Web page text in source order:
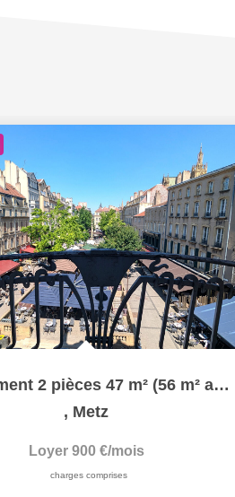
Appartement 2 pièces 47 m² (56 m² au sol) à louer à METZ...
, Metz
Loyer 900 €/mois
charges comprises